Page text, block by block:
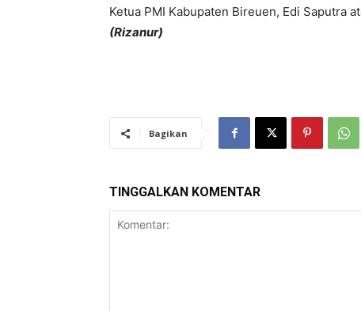
Ketua PMI Kabupaten Bireuen, Edi Saputra
(Rizanur)
Bagikan
TINGGALKAN KOMENTAR